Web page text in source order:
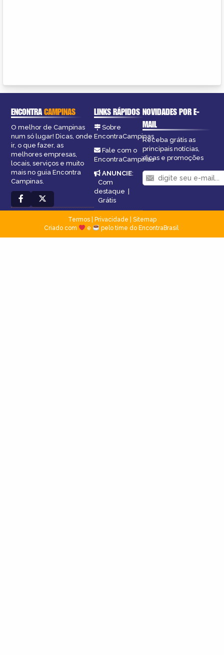
ENCONTRACAMPINAS
O melhor de Campinas
num só lugar! Dicas, onde
ir, o que fazer, as
melhores empresas,
locais, serviços e muito
mais no guia Encontra
Campinas.
LINKS RÁPIDOS
Sobre
EncontraCampinas
Fale com o
EncontraCampinas
ANUNCIE:
Com
destaque
Grátis
NOVIDADES POR E-
MAIL
Receba grátis as
principais notícias,
dicas e promoções
Termos| Privacidade
Sitemap
Criado com
e pelo time do EncontraBrasil